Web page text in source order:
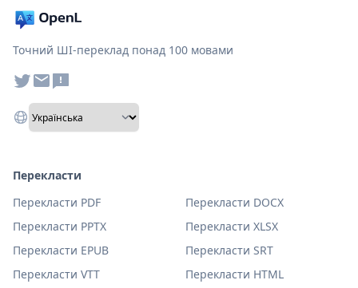
Точний ШІ-переклад понад 100 мовами
Перекласти
Перекласти PDF
Перекласти DOCX
Перекласти PPTX
Перекласти XLSX
Перекласти EPUB
Перекласти SRT
Перекласти VTT
Перекласти HTML